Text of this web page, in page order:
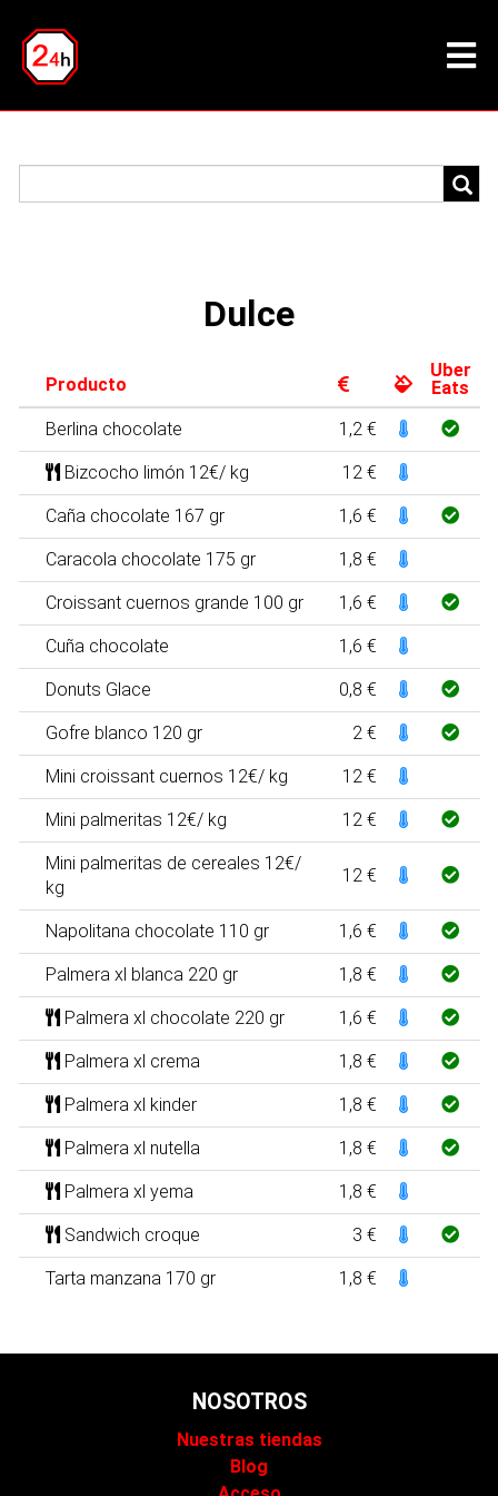
Dulce
Producto
Uber
Eats
Berlina chocolate
1,2 €
Bizcocho limón 12€/ kg 12 €
Caña chocolate 167 gr 1,6 €
Caracola chocolate 175 gr 1,8 €
Croissant cuernos grande 100 gr 1,6 €
Cuña chocolate 1,6 €
Donuts Glace 0,8 €
Gofre blanco 120 gr 2 €
Mini croissant cuernos 12€/ kg 12 €
Mini palmeritas 12€/ kg 12 €
Mini palmeritas de cereales 12€/
kg
12 €
Napolitana chocolate 110 gr 1,6 €
Palmera xl blanca 220 gr 1,8 €
Palmera xl chocolate 220 gr 1,6 €
Palmera xl crema 1,8 €
Palmera xl kinder 1,8 €
Palmera xl nutella 1,8 €
Palmera xl yema 1,8 €
Sandwich croque 3 €
Tarta manzana 170 gr 1,8 €
NOSOTROS
Nuestras tiendas
Blog